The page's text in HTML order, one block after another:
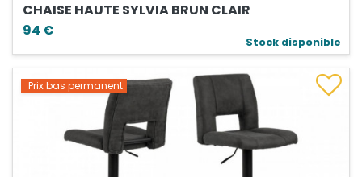
CHAISE HAUTE SYLVIA BRUN CLAIR
94 €
Stock disponible
Prix bas permanent